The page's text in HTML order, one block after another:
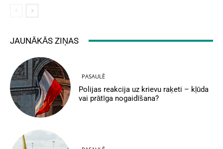
JAUNĀKĀS ZIŅAS
PASAULĒ
Polijas reakcija uz krievu raķeti – kļūda
vai prātīga nogaidīšana?